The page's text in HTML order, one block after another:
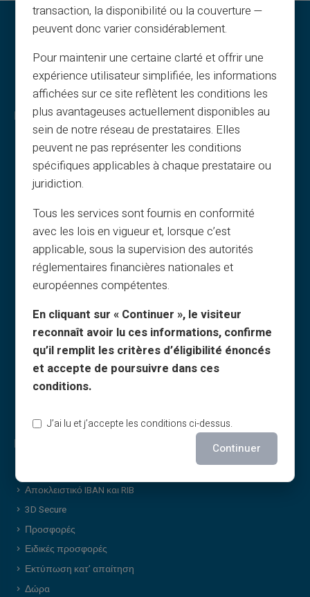
Νομικές πληροφορίες & όροι
Γενικοί όροι
Νομική ειδοποίηση
Πολιτική απορρήτου
Πολιτική cookies
Οδηγοί
Όροι – Πρόγραμμα σύστασης
Όροι δωροκαρτών
Όροι cashback
Ποιοι είμαστε;
Γίνετε συνεργάτης
Πλεονεκτήματα Veritas
Αποκλειστικό IBAN και RIB
3D Secure
Προσφορές
Ειδικές προσφορές
Εκτύπωση κατ’ απαίτηση
Δώρα
transaction, la disponibilité ou la couverture —
peuvent donc varier considérablement.
Pour maintenir une certaine clarté et offrir une
expérience utilisateur simplifiée, les informations
affichées sur ce site reflètent les conditions les
plus avantageuses actuellement disponibles au
sein de notre réseau de prestataires. Elles
peuvent ne pas représenter les conditions
spécifiques applicables à chaque prestataire ou
juridiction.
Tous les services sont fournis en conformité
avec les lois en vigueur et, lorsque c’est
applicable, sous la supervision des autorités
réglementaires financières nationales et
européennes compétentes.
En cliquant sur « Continuer », le visiteur
reconnaît avoir lu ces informations, confirme
qu’il remplit les critères d’éligibilité énoncés
et accepte de poursuivre dans ces
conditions.
J’ai lu et j’accepte les conditions ci-dessus.
Continuer